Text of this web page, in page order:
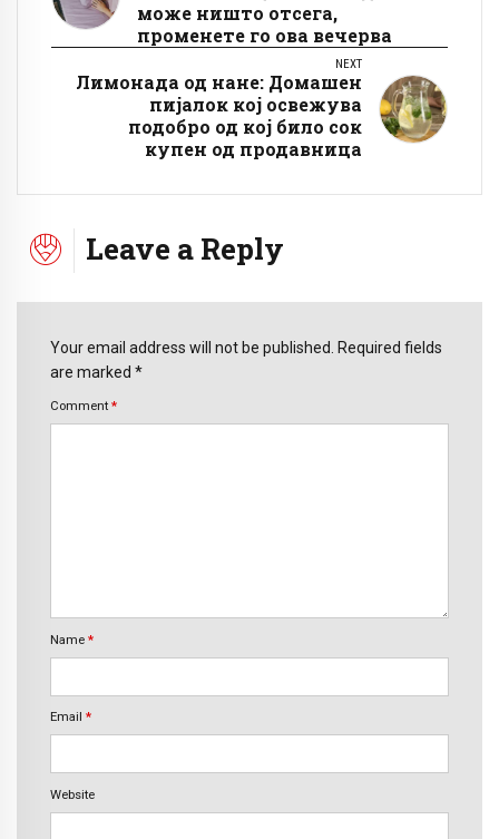
може ништо отсега,
променете го ова вечерва
NEXT
Лимонада од нане: Домашен
пијалок кој освежува
подобро од кој било сок
купен од продавница
Leave a Reply
Your email address will not be published. Required fields
are marked *
Comment *
Name *
Email *
Website